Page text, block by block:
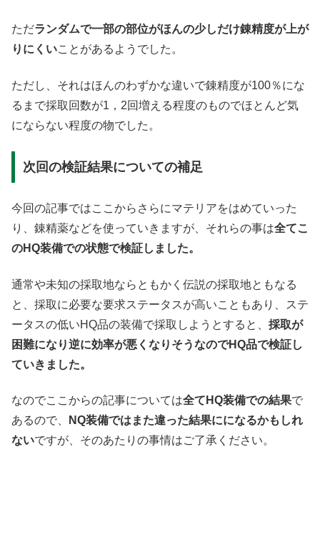
ただランダムで一部の部位がほんの少しだけ錬精度が上が
りにくいことがあるようでした。
ただし、それはほんのわずかな違いで錬精度が100％にな
るまで採取回数が1，2回増える程度のものでほとんど気
にならない程度の物でした。
次回の検証結果についての補足
今回の記事ではここからさらにマテリアをはめていった
り、錬精薬などを使っていきますが、それらの事は全てこ
のHQ装備での状態で検証しました。
通常や未知の採取地ならともかく伝説の採取地ともなる
と、採取に必要な要求ステータスが高いこともあり、ステ
ータスの低いHQ品の装備で採取しようとすると、 採取が
困難になり逆に効率が悪くなりそうなのでHQ品で検証し
ていきました。
なのでここからの記事については全てHQ装備での結果で
あるので、
NQ装備ではまた違った結果にになるかもしれ
ないですが、そのあたりの事情はご了承ください。